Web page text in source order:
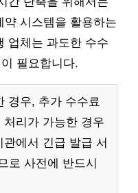
시스템을 활용하는
업체는 과도한 수수
필요합니다.
경우, 추가 수수료
리가 가능한 경우
에서 긴급 발급 서
로 사전에 반드시